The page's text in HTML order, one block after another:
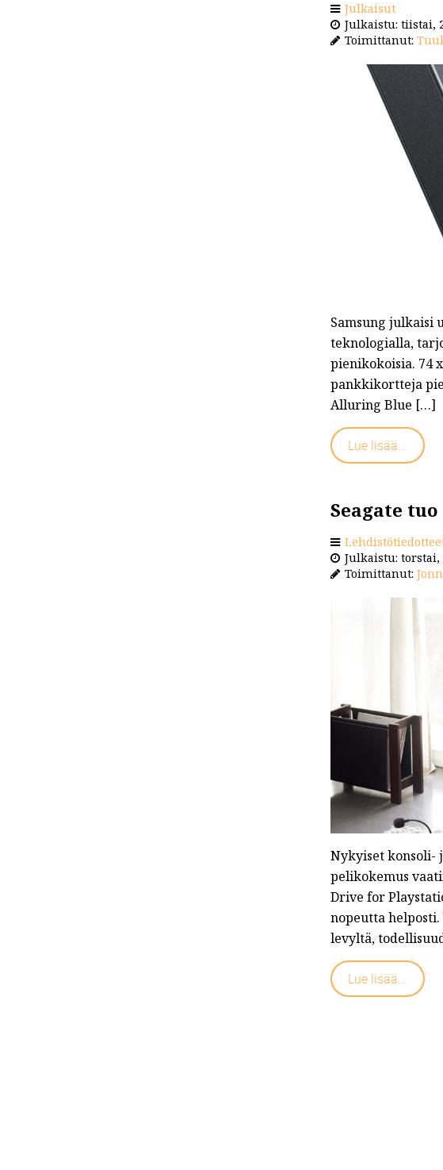
Julkaisut
Julkaistu: tiistai,
Toimittanut:
Samsung julkaisi
teknologialla,
pienikokoisia. 74
pankkikortteja
Alluring Blue […]
Lue lisää...
Seagate
Julkaistu: torstai,
Toimittanut:
Nykyiset konsoli-
pelikokemus
Drive for
nopeutta
levyltä,
Lue lisää...